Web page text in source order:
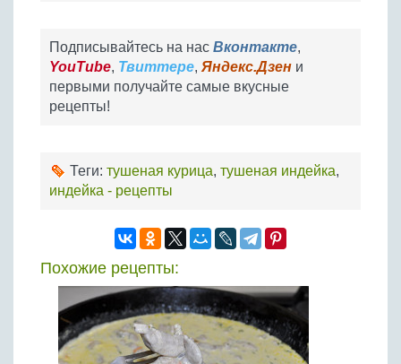
Подписывайтесь на нас Вконтакте,
YouTube, Твиттере, Яндекс.Дзен и
первыми получайте самые вкусные
рецепты!
Теги: тушеная курица, тушеная индейка,
индейка - рецепты
Похожие рецепты: